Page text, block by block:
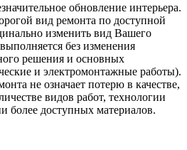
обновление интерьера.
вид ремонта по доступной
изменить вид Вашего
без изменения
решения и основных
и электромонтажные работы).
не означает потерю в качестве,
видов работ, технологии
более доступных материалов.